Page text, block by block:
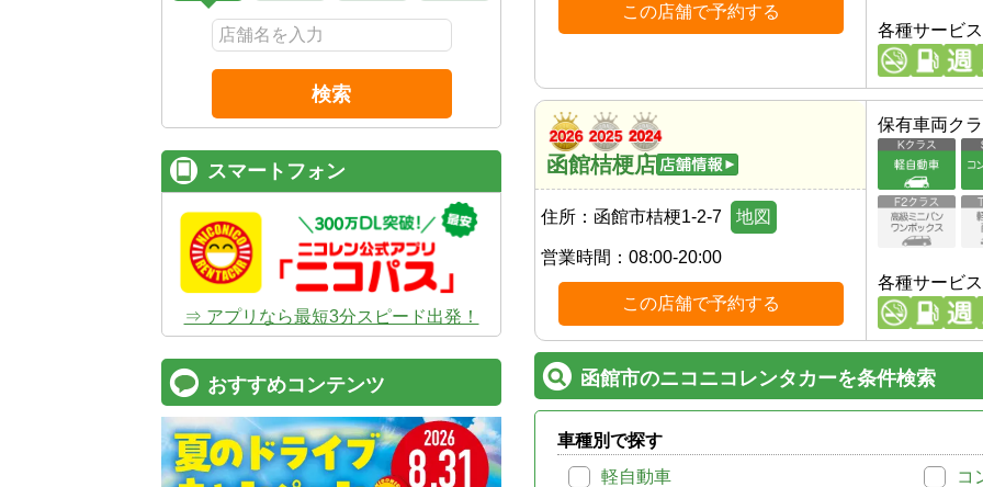
この店舗で予約する
各種サービス
函館桔梗店
住所： 函館市桔梗1-2-7 地図
営業時間： 08:00-20:00
この店舗で予約する
保有車両ク
各種サービス
函館市のニコニコレンタカーを条件検索
車種別で探す
軽自動車
コ
検索
スマートフォン
⇒ アプリなら最短3分スピード出発！
おすすめコンテンツ